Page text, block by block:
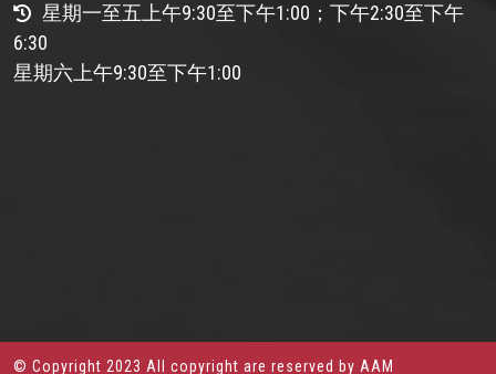
星期一至五上午9:30至下午1:00；下午2:30至下午
6:30
星期六上午9:30至下午1:00
© Copyright 2023 All copyright are reserved by AAM